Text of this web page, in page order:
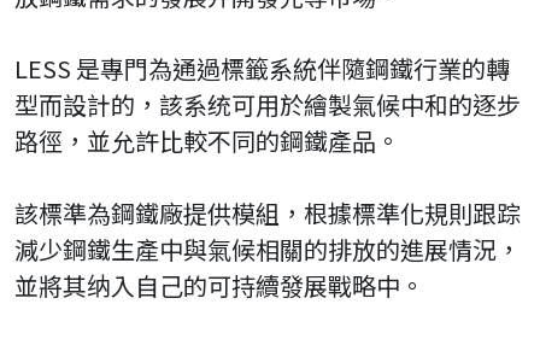
LESS 是專門為通過標籤系統伴隨鋼鐵行業的轉
型而設計的，該系统可用於繪製氣候中和的逐步
路徑，並允許比較不同的鋼鐵產品。
該標準為鋼鐵廠提供模組，根據標準化規則跟踪
減少鋼鐵生產中與氣候相關的排放的進展情況，
並將其纳入自己的可持續發展戰略中。